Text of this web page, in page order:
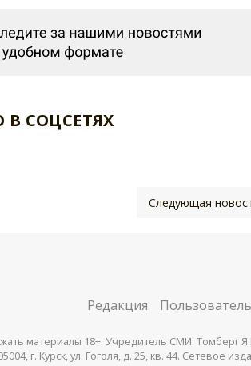
СОЦСЕТЯХ
Следующая
Редакция
материалы 18+. Учредитель СМИ: Томберг
г. Курск, ул. Гоголя, д. 25, кв. 44. Сетевое